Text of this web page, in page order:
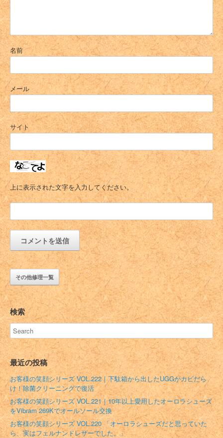
名前
メール
サイト
上に表示された文字を入力してください。
その他修理一覧
検索
最近の投稿
お客様の笑顔シリーズ VOL.222｜下駄箱から出したUGGがカビだら
け！除菌クリーニングで復活
お客様の笑顔シリーズ VOL.221｜10年以上愛用したオーロラシューズ
をVibram 269Kでオールソール交換
お客様の笑顔シリーズ VOL.220 「オーロラシューズだと思っていた
ら、実はフェルナンドレザーでした。」